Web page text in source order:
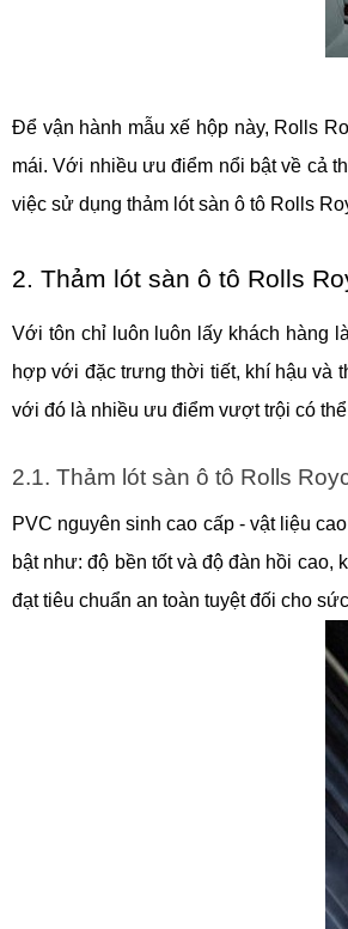
Để vận hành mẫu xế hộp này, Rolls
mái. Với nhiều ưu điểm nổi bật về cả
việc sử dụng thảm lót sàn ô tô Rolls
2. Thảm lót sàn ô tô Rolls
Với tôn chỉ luôn luôn lấy khách hàng
hợp với đặc trưng thời tiết, khí hậu và
với đó là nhiều ưu điểm vượt trội có
2.1. Thảm lót sàn ô tô Rolls
PVC nguyên sinh cao cấp - vật liệu
bật như: độ bền tốt và độ đàn hồi
đạt tiêu chuẩn an toàn tuyệt đối cho